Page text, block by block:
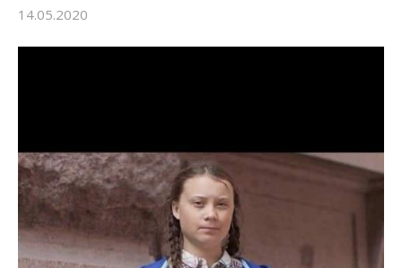
14.05.2020